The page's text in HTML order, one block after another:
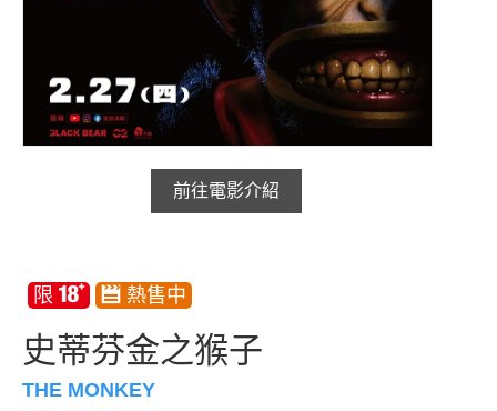
前往電影介紹
史蒂芬金之猴子
THE MONKEY
商家介紹
加入iShow
會員Q&A